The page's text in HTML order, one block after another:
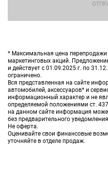
* Максимальная цена перепродажи
маркетинговых акций.
и действует с 01.09.2025 г. по
ограничено.
Вся представленная на сайте
автомобилей, аксессуаров* и
информационный характер и не
определяемой положениями ст.
на данном сайте информация
без предварительного
Не оферта.
Оценивайте свои финансовые
уточняйте в отделе продаж.